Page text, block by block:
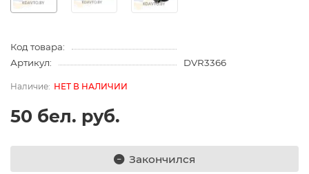
Код товара:
Артикул:
DVR3366
НЕТ В НАЛИЧИИ
50 бел. руб.
Закончился